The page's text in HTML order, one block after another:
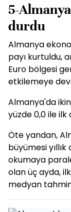
5-
durdu
Almanya
payı kurtuldu,
Euro bölgesi
etkilemeye
Almanya'da
yüzde 0,0 ile
Öte yandan,
büyümesi
okumaya
olan üç ayda,
medyan